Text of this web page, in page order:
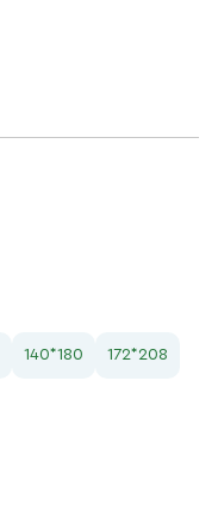
140*180 172*208